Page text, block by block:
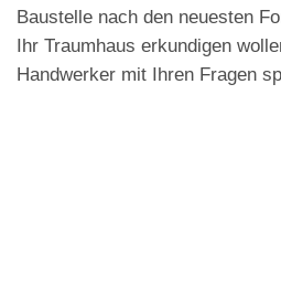
Baustelle nach den neuesten
Ihr Traumhaus erkundigen
Handwerker mit Ihren Fragen